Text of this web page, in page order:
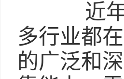
近年
多行业都
的广泛和